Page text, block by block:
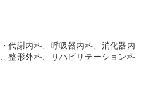
1週間前後のお休みを取ること
みを利用して旅行や帰省をされ
います。
いというお声を多く頂いており
代謝内科、呼吸器内科、消化器内
整形外科、リハビリテーション科